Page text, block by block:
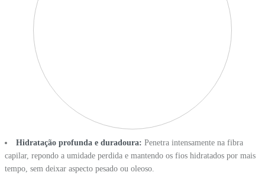
Hidratação profunda e duradoura: Penetra intensamente na fibra
capilar, repondo a umidade perdida e mantendo os fios hidratados por mais
tempo, sem deixar aspecto pesado ou oleoso.